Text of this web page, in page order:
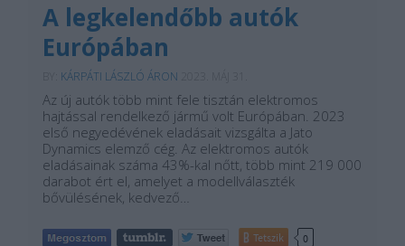
A legkelendőbb autók
Európában
KÁRPÁTI LÁSZLÓ ÁRON
Az új autók több mint fele tisztán elektromos
hajtással rendelkező jármű volt Európában. 2023
első negyedévének eladásait vizsgálta a Jato
Dynamics elemző cég. Az elektromos autók
eladásainak száma 43%-kal nőtt, több mint 219 000
darabot ért el, amelyet a modellválaszték
bővülésének, kedvező…
Tetszik 0